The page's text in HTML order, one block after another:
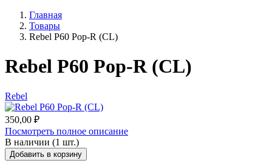
Главная
Товары
Rebel P60 Pop-R (CL)
Rebel P60 Pop-R (CL)
Rebel
350,00 ₽
Посмотреть полное описание
В наличии (1 шт.)
Добавить в корзину